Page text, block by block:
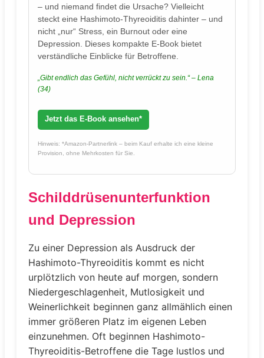
– und niemand findet die Ursache? Vielleicht
steckt eine Hashimoto-Thyreoiditis dahinter – und
nicht „nur“ Stress, ein Burnout oder eine
Depression. Dieses kompakte E-Book bietet
verständliche Einblicke für Betroffene.
„Gibt endlich das Gefühl, nicht verrückt zu sein.“ – Lena
(34)
Jetzt das E-Book ansehen*
Hinweis: *Amazon-Partnerlink – beim Kauf erhalte ich eine kleine
Provision, ohne Mehrkosten für Sie.
Schilddrüsenunterfunktion
und Depression
Zu einer Depression als Ausdruck der
Hashimoto-Thyreoiditis kommt es nicht
urplötzlich von heute auf morgen, sondern
Niedergeschlagenheit, Mutlosigkeit und
Weinerlichkeit beginnen ganz allmählich einen
immer größeren Platz im eigenen Leben
einzunehmen. Oft beginnen Hashimoto-
Thyreoiditis-Betroffene die Tage lustlos und